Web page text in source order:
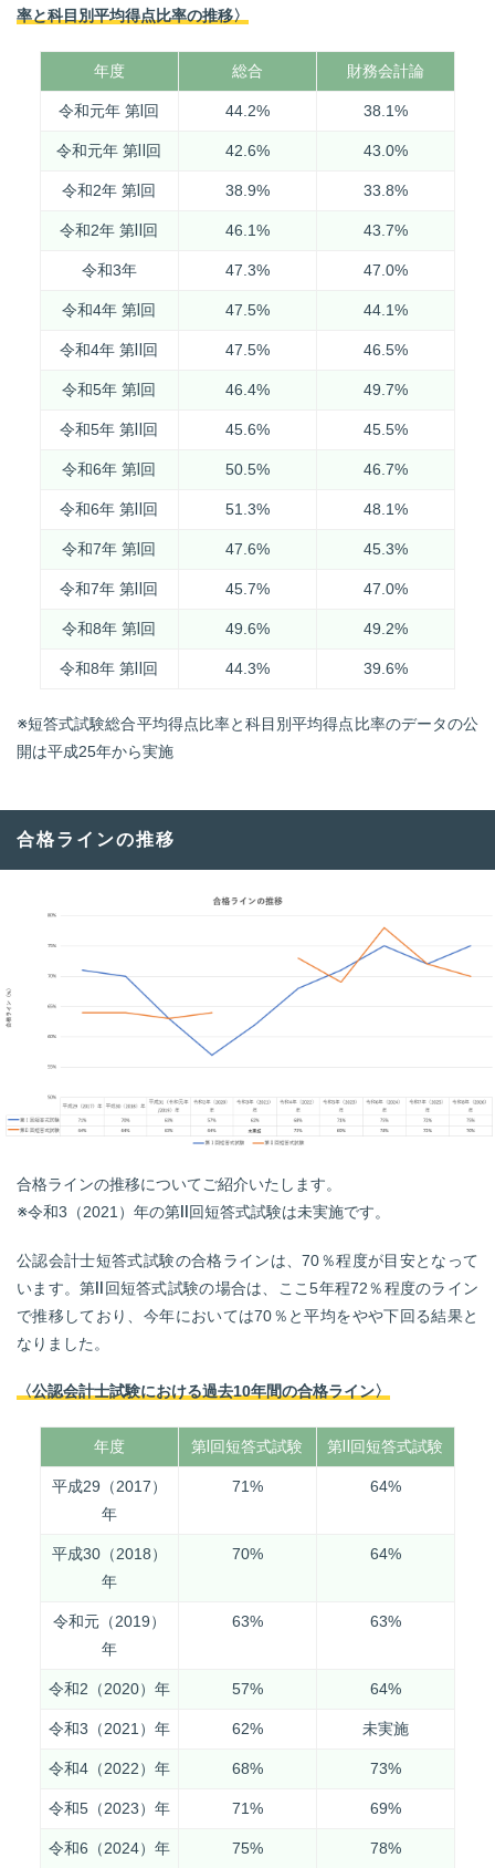
率と科目別平均得点比率の推移〉
年度 総合 財務会計論
令和元年 第Ⅰ回 44.2% 38.1%
令和元年 第Ⅱ回 42.6% 43.0%
令和2年 第Ⅰ回 38.9% 33.8%
令和2年 第Ⅱ回 46.1% 43.7%
令和3年 47.3% 47.0%
令和4年 第Ⅰ回 47.5% 44.1%
令和4年 第Ⅱ回 47.5% 46.5%
令和5年 第Ⅰ回 46.4% 49.7%
令和5年 第Ⅱ回 45.6% 45.5%
令和6年 第Ⅰ回 50.5% 46.7%
令和6年 第Ⅱ回 51.3% 48.1%
令和7年 第Ⅰ回 47.6% 45.3%
令和7年 第Ⅱ回 45.7% 47.0%
令和8年 第Ⅰ回 49.6% 49.2%
令和8年 第Ⅱ回 44.3% 39.6%
※短答式試験総合平均得点比率と科目別平均得点比率のデータの公
開は平成25年から実施
合格ラインの推移
合格ラインの推移についてご紹介いたします。
※令和3（2021）年の第Ⅱ回短答式試験は未実施です。
公認会計士短答式試験の合格ラインは、70％程度が目安となって
います。第Ⅱ回短答式試験の場合は、ここ5年程72％程度のライン
で推移しており、今年においては70％と平均をやや下回る結果と
なりました。
〈公認会計士試験における過去10年間の合格ライン〉
年度 第Ⅰ回短答式試験 第Ⅱ回短答式試験
平成29（2017）
年
71% 64%
平成30（2018）
年
70% 64%
令和元（2019）
年
63% 63%
令和2（2020）年 57% 64%
令和3（2021）年 62% 未実施
令和4（2022）年 68% 73%
令和5（2023）年 71% 69%
令和6（2024）年 75% 78%